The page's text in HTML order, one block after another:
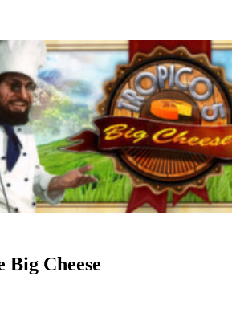
Big Cheese